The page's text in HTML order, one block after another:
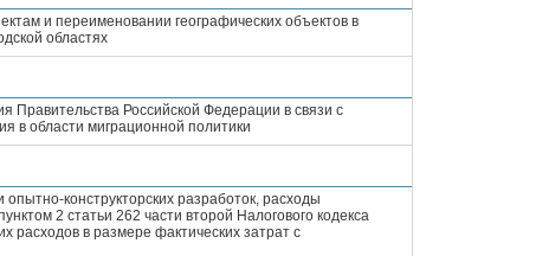
и переименовании географических объектов в
областях
Правительства Российской Федерации в связи с
в области миграционной политики
конструкторских разработок, расходы
2 статьи 262 части второй Налогового кодекса
расходов в размере фактических затрат с